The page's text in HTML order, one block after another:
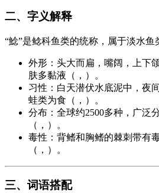
二、字义解释
“鯰”是鲶科鱼类的统称，属于淡水鱼
外形：头大而扁，嘴阔，上下
肤多黏液（，）。
习性：白天潜伏水底泥中，夜
蛙类为食（，）。
分布：全球约2500多种，广泛
（，）。
毒性：背鳍和胸鳍的棘刺带有
（，）。
三、词语搭配